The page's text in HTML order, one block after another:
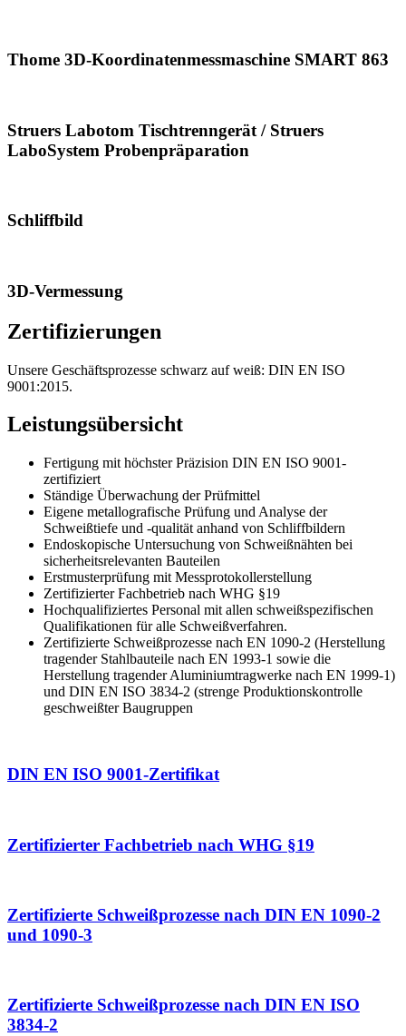
Thome 3D-Koordinatenmessmaschine SMART 863
Struers Labotom Tischtrenngerät / Struers
LaboSystem Probenpräparation
Schliffbild
3D-Vermessung
Zertifizierungen
Unsere Geschäftsprozesse schwarz auf weiß: DIN EN ISO
9001:2015.
Leistungsübersicht
Fertigung mit höchster Präzision DIN EN ISO 9001-
zertifiziert
Ständige Überwachung der Prüfmittel
Eigene metallografische Prüfung und Analyse der
Schweißtiefe und -qualität anhand von Schliffbildern
Endoskopische Untersuchung von Schweißnähten bei
sicherheitsrelevanten Bauteilen
Erstmusterprüfung mit Messprotokollerstellung
Zertifizierter Fachbetrieb nach WHG §19
Hochqualifiziertes Personal mit allen schweißspezifischen
Qualifikationen für alle Schweißverfahren.
Zertifizierte Schweißprozesse nach EN 1090-2 (Herstellung
tragender Stahlbauteile nach EN 1993-1 sowie die
Herstellung tragender Aluminiumtragwerke nach EN 1999-1)
und DIN EN ISO 3834-2 (strenge Produktionskontrolle
geschweißter Baugruppen
DIN EN ISO 9001-Zertifikat
Zertifizierter Fachbetrieb nach WHG §19
Zertifizierte Schweißprozesse nach DIN EN 1090-2
und 1090-3
Zertifizierte Schweißprozesse nach DIN EN ISO
3834-2